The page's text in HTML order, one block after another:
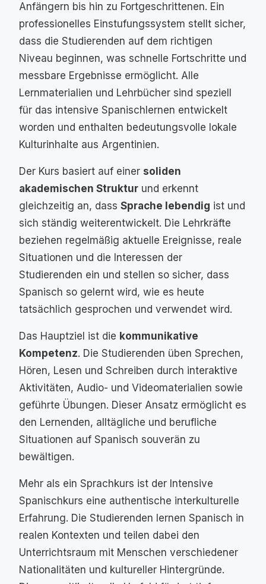
Anfängern bis hin zu Fortgeschrittenen. Ein
professionelles Einstufungssystem stellt sicher,
dass die Studierenden auf dem richtigen
Niveau beginnen, was schnelle Fortschritte und
messbare Ergebnisse ermöglicht. Alle
Lernmaterialien und Lehrbücher sind speziell
für das intensive Spanischlernen entwickelt
worden und enthalten bedeutungsvolle lokale
Kulturinhalte aus Argentinien.
Der Kurs basiert auf einer soliden
akademischen Struktur und erkennt
gleichzeitig an, dass Sprache lebendig ist und
sich ständig weiterentwickelt. Die Lehrkräfte
beziehen regelmäßig aktuelle Ereignisse, reale
Situationen und die Interessen der
Studierenden ein und stellen so sicher, dass
Spanisch so gelernt wird, wie es heute
tatsächlich gesprochen und verwendet wird.
Das Hauptziel ist die kommunikative
Kompetenz. Die Studierenden üben Sprechen,
Hören, Lesen und Schreiben durch interaktive
Aktivitäten, Audio- und Videomaterialien sowie
geführte Übungen. Dieser Ansatz ermöglicht es
den Lernenden, alltägliche und berufliche
Situationen auf Spanisch souverän zu
bewältigen.
Mehr als ein Sprachkurs ist der Intensive
Spanischkurs eine authentische interkulturelle
Erfahrung. Die Studierenden lernen Spanisch in
realen Kontexten und teilen dabei den
Unterrichtsraum mit Menschen verschiedener
Nationalitäten und kultureller Hintergründe.